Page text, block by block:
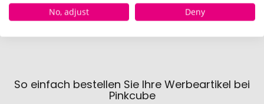
So einfach bestellen Sie Ihre Werbeartikel bei
Pinkcube
No, adjust
Deny